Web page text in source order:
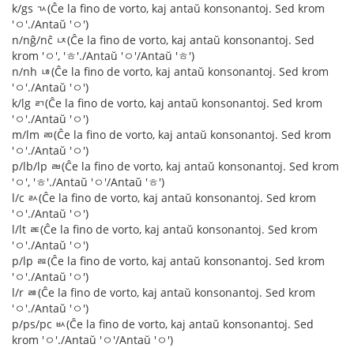
k/gs ㄳ(Ĉe la fino de vorto, kaj antaŭ konsonantoj. Sed krom
'ㅇ'./Antaŭ 'ㅇ')
n/nĝ/nĉ ㄵ(Ĉe la fino de vorto, kaj antaŭ konsonantoj. Sed
krom 'ㅇ', 'ㅎ'./Antaŭ 'ㅇ'/Antaŭ 'ㅎ')
n/nh ㄶ(Ĉe la fino de vorto, kaj antaŭ konsonantoj. Sed krom
'ㅇ'./Antaŭ 'ㅇ')
k/lg ㄺ(Ĉe la fino de vorto, kaj antaŭ konsonantoj. Sed krom
'ㅇ'./Antaŭ 'ㅇ')
m/lm ㄻ(Ĉe la fino de vorto, kaj antaŭ konsonantoj. Sed krom
'ㅇ'./Antaŭ 'ㅇ')
p/lb/lp ㄼ(Ĉe la fino de vorto, kaj antaŭ konsonantoj. Sed krom
'ㅇ', 'ㅎ'./Antaŭ 'ㅇ'/Antaŭ 'ㅎ')
l/c ㄽ(Ĉe la fino de vorto, kaj antaŭ konsonantoj. Sed krom
'ㅇ'./Antaŭ 'ㅇ')
l/lt ㄾ(Ĉe la fino de vorto, kaj antaŭ konsonantoj. Sed krom
'ㅇ'./Antaŭ 'ㅇ')
p/lp ㄿ(Ĉe la fino de vorto, kaj antaŭ konsonantoj. Sed krom
'ㅇ'./Antaŭ 'ㅇ')
l/r ㅀ(Ĉe la fino de vorto, kaj antaŭ konsonantoj. Sed krom
'ㅇ'./Antaŭ 'ㅇ')
p/ps/pc ㅄ(Ĉe la fino de vorto, kaj antaŭ konsonantoj. Sed
krom 'ㅇ'./Antaŭ 'ㅇ'/Antaŭ 'ㅇ')